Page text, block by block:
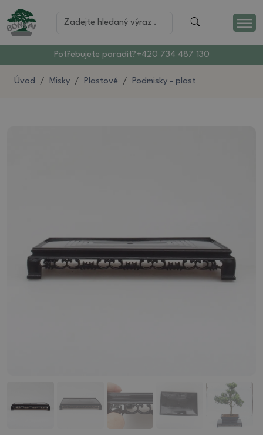
Potřebujete poradit?+420 734 487 130
Úvod Misky Plastové Podmisky - plast